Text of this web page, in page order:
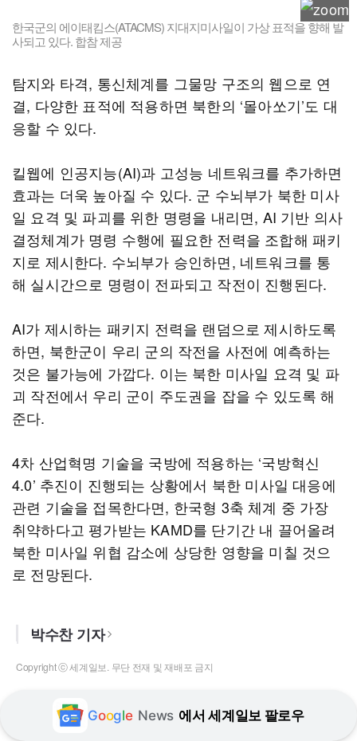
한국군의 에이태킴스(ATACMS) 지대지미사일이 가상 표적을 향해 발
사되고 있다. 합참 제공
탐지와 타격, 통신체계를 그물망 구조의 웹으로 연
결, 다양한 표적에 적용하면 북한의 ‘몰아쏘기’도 대
응할 수 있다.
킬웹에 인공지능(AI)과 고성능 네트워크를 추가하면
효과는 더욱 높아질 수 있다. 군 수뇌부가 북한 미사
일 요격 및 파괴를 위한 명령을 내리면, AI 기반 의사
결정체계가 명령 수행에 필요한 전력을 조합해 패키
지로 제시한다. 수뇌부가 승인하면, 네트워크를 통
해 실시간으로 명령이 전파되고 작전이 진행된다.
AI가 제시하는 패키지 전력을 랜덤으로 제시하도록
하면, 북한군이 우리 군의 작전을 사전에 예측하는
것은 불가능에 가깝다. 이는 북한 미사일 요격 및 파
괴 작전에서 우리 군이 주도권을 잡을 수 있도록 해
준다.
4차 산업혁명 기술을 국방에 적용하는 ‘국방혁신
4.0’ 추진이 진행되는 상황에서 북한 미사일 대응에
관련 기술을 접목한다면, 한국형 3축 체계 중 가장
취약하다고 평가받는 KAMD를 단기간 내 끌어올려
북한 미사일 위협 감소에 상당한 영향을 미칠 것으
로 전망된다.
박수찬 기자
Copyright ⓒ 세계일보. 무단 전재 및 재배포 금지
Google News 에서 세계일보 팔로우